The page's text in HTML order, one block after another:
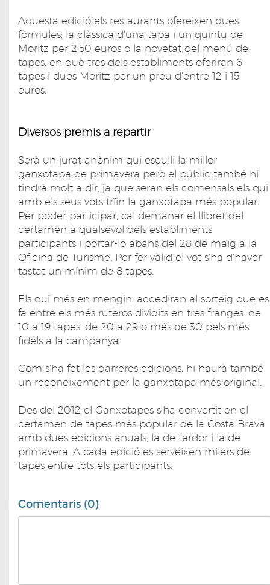
Aquesta edició els restaurants ofereixen dues
fòrmules: la clàssica d'una tapa i un quintu de
Moritz per 2'50 euros o la novetat del menú de
tapes, en què tres dels establiments oferiran 6
tapes i dues Moritz per un preu d'entre 12 i 15
euros.
Diversos premis a repartir
Serà un jurat anònim qui esculli la millor
ganxotapa de primavera però el públic també hi
tindrà molt a dir, ja que seran els comensals els qui
amb els seus vots trïin la ganxotapa més popular.
Per poder participar, cal demanar el llibret del
certamen a qualsevol dels establiments
participants i portar-lo abans del 28 de maig a la
Oficina de Turisme. Per fer vàlid el vot s'ha d'haver
tastat un mínim de 8 tapes.
Els qui més en mengin, accediran al sorteig que es
fa entre els més ruteros dividits en tres franges: de
10 a 19 tapes, de 20 a 29 o més de 30 pels més
fidels a la campanya.
Com s'ha fet les darreres edicions, hi haurà també
un reconeixement per la ganxotapa més original.
Des del 2012 el Ganxotapes s'ha convertit en el
certamen de tapes més popular de la Costa Brava
amb dues edicions anuals, la de tardor i la de
primavera. A cada edició es serveixen milers de
tapes entre tots els participants.
Comentaris (0)